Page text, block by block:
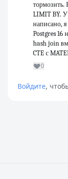
тормозить.
LIMIT BY.
написано,
Postgres 16
hash join
CTE с
0
Войдите,